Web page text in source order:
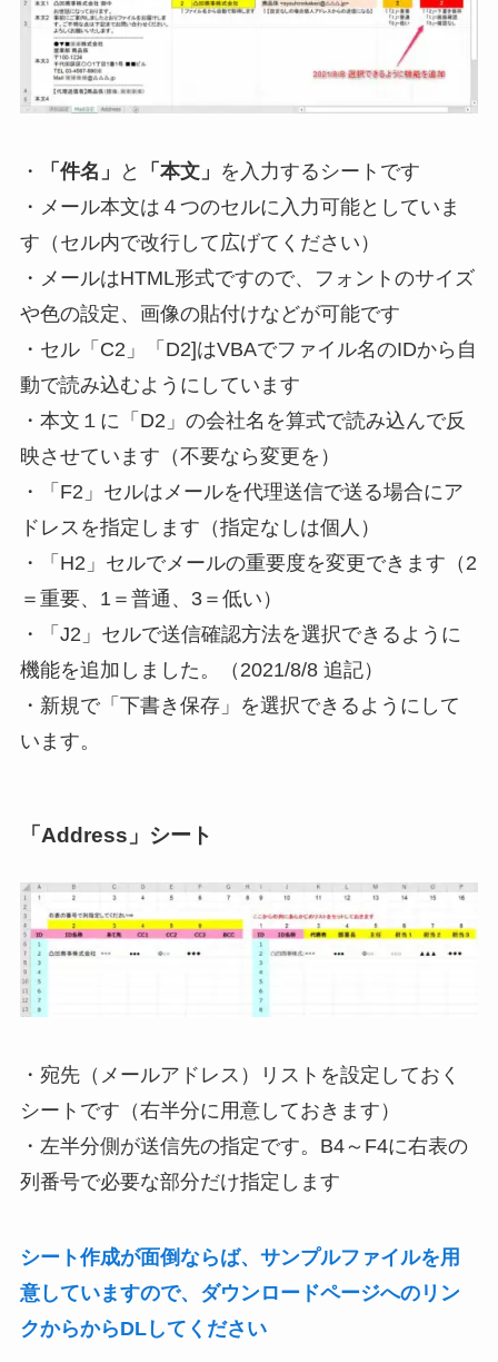
・ 「件名」 と 「本文」 を入力するシートです
・メール本文は４つのセルに入力可能としていま
す（セル内で改行して広げてください）
・ メールはHTML形式ですので、フォントのサイズ
や色の設定、画像の貼付けなどが可能です
・セル「C2」「D2]はVBAでファイル名のIDから自
動で読み込むようにしています
・本文１に「D2」の会社名を算式で読み込んで反
映させています（不要なら変更を）
・「F2」セルはメールを代理送信で送る場合にア
ドレスを指定します（指定なしは個人）
・「H2」セルでメールの重要度を変更できます（2
＝重要、1＝普通、3＝低い）
・
「J2」セルで送信確認方法を選択できるように
機能を追加しました。（2021/8/8 追記）
・ 新規で「下書き保存」を選択できるようにして
います。
「Address」シート
・ 宛先（メールアドレス）リストを設定しておく
シートです（右半分に用意しておきます）
・左半分側が送信先の指定です。 B4～F4に右表の
列番号で必要な部分だけ指定します
シート作成が面倒ならば、サンプルファイルを用
意していますので、ダウンロードページへのリン
クからからDLしてください